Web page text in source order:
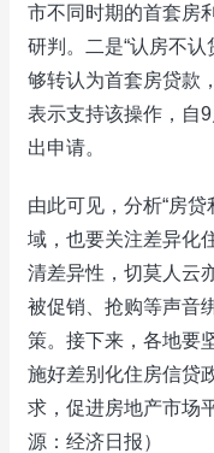
市不同时期的首套房
研判。二是“认房不
够转认为首套房贷款
表示支持该操作，自
出申请。
由此可见，分析“房
域，也要关注差异化
清差异性，切莫人云
被促销、抢购等声音
策。接下来，各地要
施好差别化住房信贷
求，促进房地产市场
源：经济日报）